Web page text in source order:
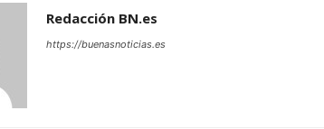
Redacción BN.es
https://buenasnoticias.es